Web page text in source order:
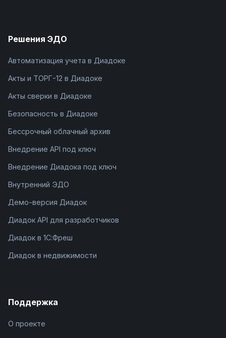
Решения ЭДО
Автоматизация учета в Диадоке
Акты и ТОРГ-12 в Диадоке
Акты сверки в Диадоке
Безопасность в Диадоке
Бессрочный облачный архив
Внедрение API под ключ
Внедрение Диадока под ключ
Внутренний ЭДО
Демо-версия Диадок
Диадок API для разработчиков
Диадок в 1С:Фреш
Диадок в недвижимости
Поддержка
О проекте